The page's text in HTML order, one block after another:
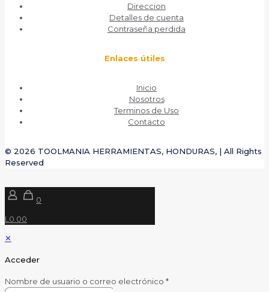
Direccion
Detalles de cuenta
Contraseña perdida
Enlaces útiles
Inicio
Nosotros
Terminos de Uso
Contacto
© 2026 TOOLMANIA HERRAMIENTAS, HONDURAS, | All Rights
Reserved
0
L0.00
✕
Acceder
Nombre de usuario o correo electrónico *